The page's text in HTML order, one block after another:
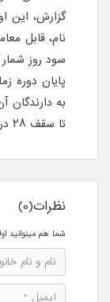
گزارش، این
نام، قابل
به
تا سقف ٢٨ درصد هم افزایش یابد.
نظرات(0)
شما هم میتوانید